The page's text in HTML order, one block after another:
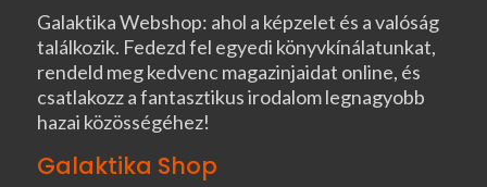
Galaktika Webshop: ahol a képzelet és a valóság
találkozik. Fedezd fel egyedi könyvkínálatunkat,
rendeld meg kedvenc magazinjaidat online, és
csatlakozz a fantasztikus irodalom legnagyobb
hazai közösségéhez!
Galaktika Shop